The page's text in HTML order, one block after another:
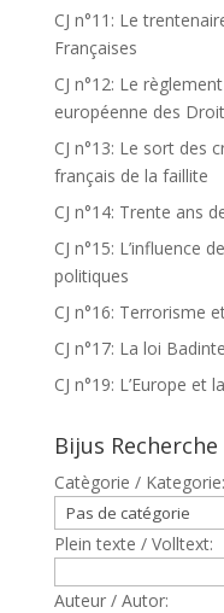
CJ n°11: Le
Françaises
CJ n°12: Le
européenne des
CJ n°13: Le sort des
français de la faillite
CJ n°14: Trente ans
CJ n°15: L’influence
politiques
CJ n°16: Terrorisme
CJ n°17: La loi
CJ n°19: L’Europe et
Bijus Recherche
Catègorie / Kategorie:
Plein texte / Volltext:
Auteur / Autor: